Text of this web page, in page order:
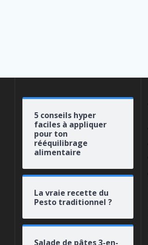
5 conseils hyper
faciles à appliquer
pour ton
rééquilibrage
alimentaire
La vraie recette du
Pesto traditionnel ?
Salade de pâtes 3-en-